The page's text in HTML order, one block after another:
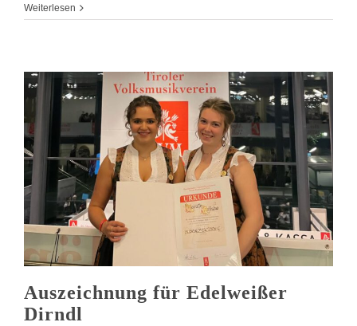
75.
Geburtstag
Weiterlesen
Auszeichnung für Edelweißer
Dirndl